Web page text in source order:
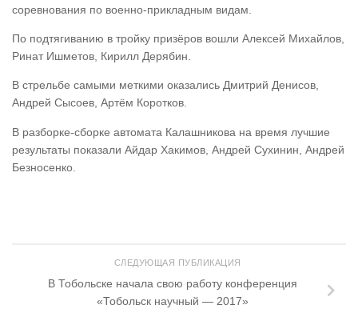
соревнования по военно-прикладным видам.
По подтягиванию в тройку призёров вошли Алексей Михайлов,
Ринат Ишметов, Кирилл Дерябин.
В стрельбе самыми меткими оказались Дмитрий Денисов,
Андрей Сысоев, Артём Коротков.
В разборке-сборке автомата Калашникова на время лучшие
результаты показали Айдар Хакимов, Андрей Сухинин, Андрей
Безносенко.
СЛЕДУЮЩАЯ ПУБЛИКАЦИЯ
В Тобольске начала свою работу конференция
«Тобольск научный — 2017»